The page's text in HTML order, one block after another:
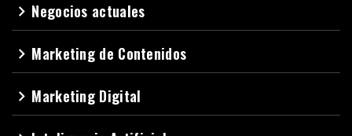
navigate_next Negocios actuales
navigate_next Marketing de Contenidos
navigate_next Marketing Digital